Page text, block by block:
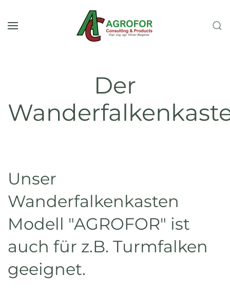
Zum Hauptinhalt springen
Der
Unser
Wanderfalkenkasten
Modell "AGROFOR" ist
auch für z.B. Turmfalken
geeignet.